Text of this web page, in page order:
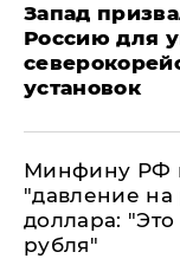
Запад
Россию для
установок
Минфину РФ
"давление на
доллара: "Это
рубля"